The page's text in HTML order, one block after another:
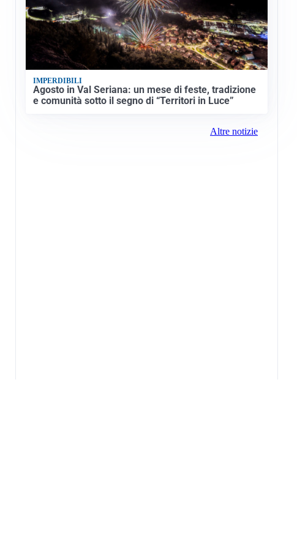
IMPERDIBILI
Agosto in Val Seriana: un mese di feste, tradizione
e comunità sotto il segno di “Territori in Luce”
Altre notizie